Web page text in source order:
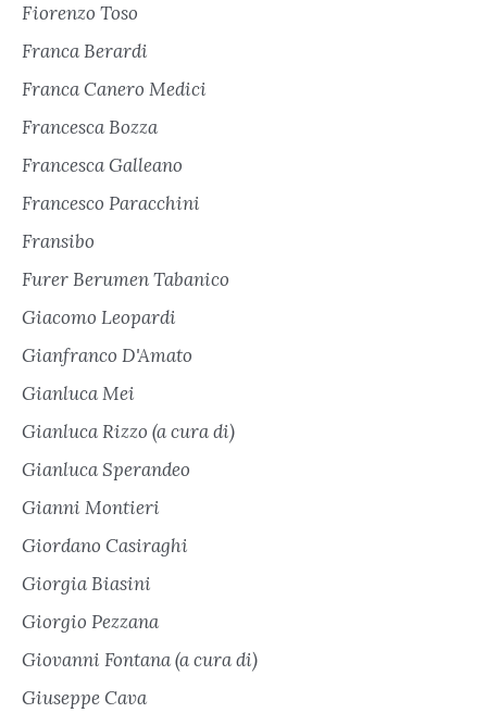
Fiorenzo Toso
Franca Berardi
Franca Canero Medici
Francesca Bozza
Francesca Galleano
Francesco Paracchini
Fransibo
Furer Berumen Tabanico
Giacomo Leopardi
Gianfranco D'Amato
Gianluca Mei
Gianluca Rizzo (a cura di)
Gianluca Sperandeo
Gianni Montieri
Giordano Casiraghi
Giorgia Biasini
Giorgio Pezzana
Giovanni Fontana (a cura di)
Giuseppe Cava